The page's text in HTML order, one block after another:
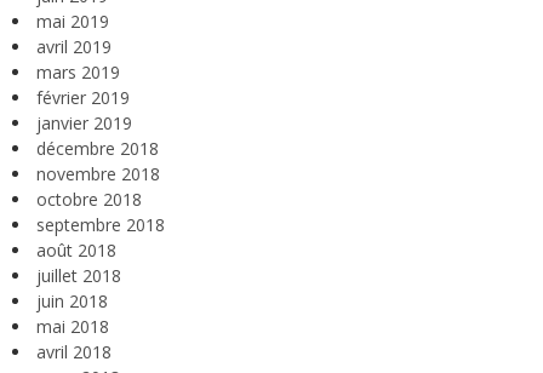
mai 2019
avril 2019
mars 2019
février 2019
janvier 2019
décembre 2018
novembre 2018
octobre 2018
septembre 2018
août 2018
juillet 2018
juin 2018
mai 2018
avril 2018